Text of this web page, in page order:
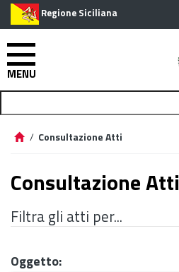
Regione Siciliana
MENU
/ Consultazione Atti
Consultazione Atti
Filtra gli atti per...
Oggetto: